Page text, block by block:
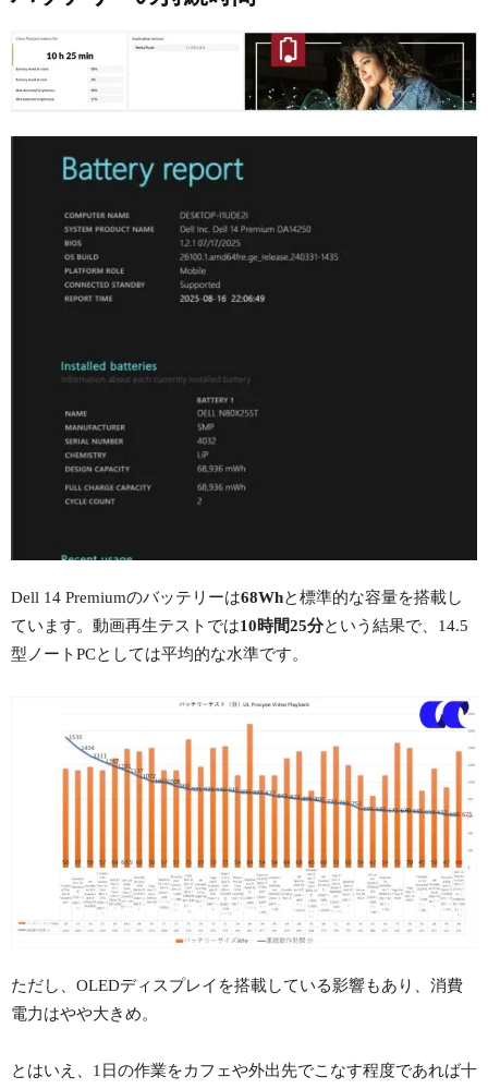
Dell 14 Premiumのバッテリーは68Whと標準的な容量を搭載し
ています。動画再生テストでは10時間25分という結果で、14.5
型ノートPCとしては平均的な水準です。
ただし、OLEDディスプレイを搭載している影響もあり、消費
電力はやや大きめ。
とはいえ、1日の作業をカフェや外出先でこなす程度であれば十